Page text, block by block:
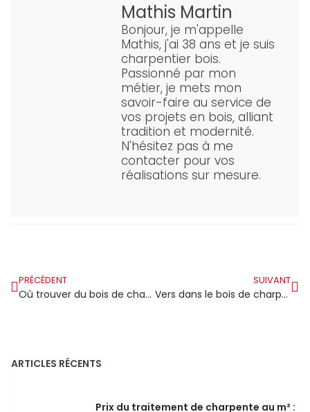
Mathis Martin
Bonjour, je m'appelle
Mathis, j'ai 38 ans et je suis
charpentier bois.
Passionné par mon
métier, je mets mon
savoir-faire au service de
vos projets en bois, alliant
tradition et modernité.
N'hésitez pas à me
contacter pour vos
réalisations sur mesure.
PRÉCÉDENT
Où trouver du bois de charpente à prix avantageux chez Brico Cash?
SUIVANT
Vers dans le bois de charpente : risques et traitements possibles en 2025
ARTICLES RÉCENTS
Prix du traitement de charpente au m² :